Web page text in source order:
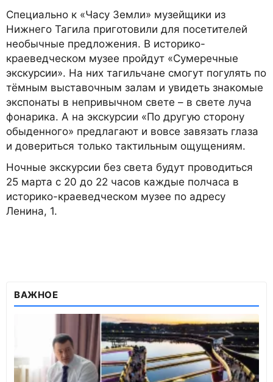
Специально к «Часу Земли» музейщики из
Нижнего Тагила приготовили для посетителей
необычные предложения. В историко-
краеведческом музее пройдут «Сумеречные
экскурсии». На них тагильчане смогут погулять по
тёмным выставочным залам и увидеть знакомые
экспонаты в непривычном свете – в свете луча
фонарика. А на экскурсии «По другую сторону
обыденного» предлагают и вовсе завязать глаза
и довериться только тактильным ощущениям.
Ночные экскурсии без света будут проводиться
25 марта с 20 до 22 часов каждые полчаса в
историко-краеведческом музее по адресу
Ленина, 1.
ВАЖНОЕ